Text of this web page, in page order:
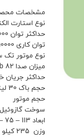
مشخصات
نوع استارت
حداکثر توان 11000 وات
توان کاری 10000 وات
نوع موتور تک
میزان صدا 82 db
حداکثر جریان
حجم باک 30 لیتر
حجم موتور
سوخت گازوئیل
ابعاد 113 – 75 – 88 سانت
وزن 235 کیلو گرم